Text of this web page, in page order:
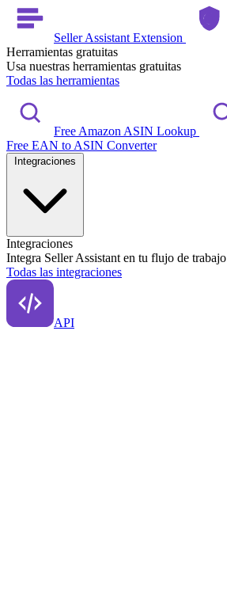
Seller Assistant Extension
Herramientas gratuitas
Usa nuestras herramientas gratuitas
Todas las herramientas
Free Amazon ASIN Lookup
Free EAN to ASIN Converter
Integraciones
Integra Seller Assistant en tu flujo de trabajo
Todas las integraciones
API